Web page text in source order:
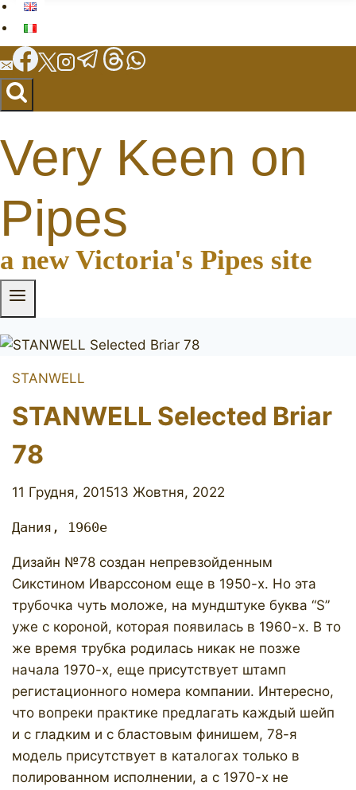
Very Keen on
Pipes
a new Victoria's Pipes site
STANWELL
STANWELL Selected Briar
78
11 Грудня, 201513 Жовтня, 2022
Дания, 1960е
Дизайн №78 создан непревзойденным
Сикстином Иварссоном еще в 1950-х. Но эта
трубочка чуть моложе, на мундштуке буква “S”
уже с короной, которая появилась в 1960-х. В то
же время трубка родилась никак не позже
начала 1970-х, еще присутствует штамп
регистационного номера компании. Интересно,
что вопреки практике предлагать каждый шейп
и с гладким и с бластовым финишем, 78-я
модель присутствует в каталогах только в
полированном исполнении, а с 1970-х не